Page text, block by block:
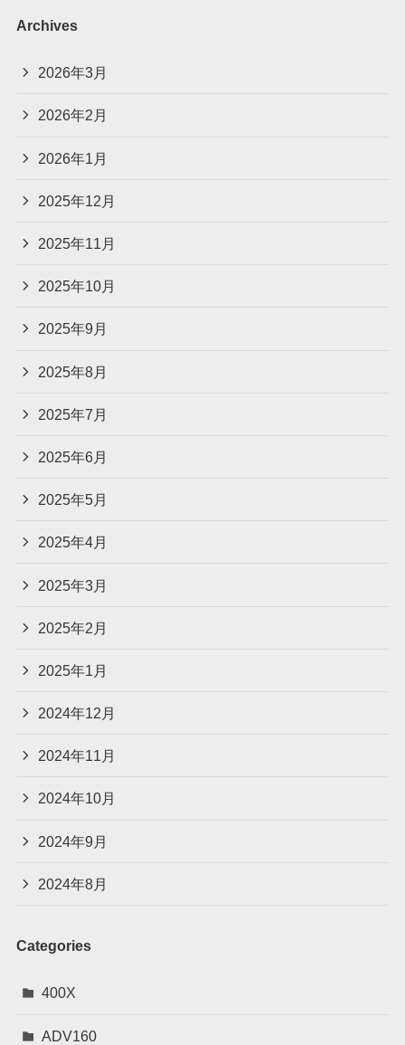
Archives
2026年3月
2026年2月
2026年1月
2025年12月
2025年11月
2025年10月
2025年9月
2025年8月
2025年7月
2025年6月
2025年5月
2025年4月
2025年3月
2025年2月
2025年1月
2024年12月
2024年11月
2024年10月
2024年9月
2024年8月
Categories
400X
ADV160